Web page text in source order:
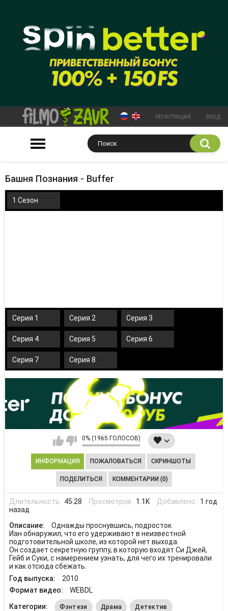
РЕГИСТРАЦИЯ ВХОД
Башня Познания - Buffer
1 Сезон
Серия 1 Серия 2 Серия 3
Серия 4 Серия 5 Серия 6
Серия 7 Серия 8
0% (1965 ГОЛОСОВ)
ИНФОРМАЦИЯ ПОЖАЛОВАТЬСЯ СКРИНШОТЫ
ПОДЕЛИТЬСЯ КОММЕНТАРИИ (0)
Длительность: 45:28 Просмотров: 1.1K Добавлено: 1 год
назад
Описание:
Однажды проснувшись, подросток
Иан обнаружил, что его удерживают в неизвестной
подготовительной школе, из которой нет выхода.
Он создает секретную группу, в которую входят Си Джей,
Гейб и Суки, с намерением узнать, для чего их тренировали
и как отсюда сбежать.
Год выпуска:
2010
Формат видео:
WEBDL
Категории:
Фэнтези Драма Детектив